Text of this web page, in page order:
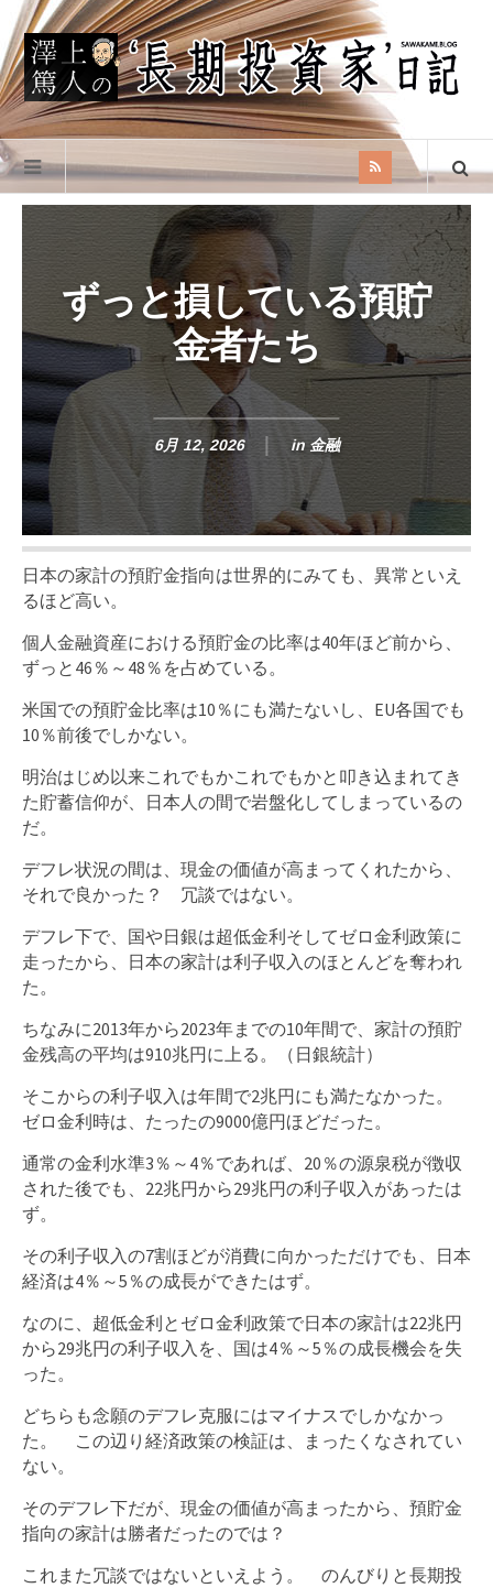
ずっと損している預貯
金者たち
6月 12, 2026 in 金融
日本の家計の預貯金指向は世界的にみても、異常といえ
るほど高い。
個人金融資産における預貯金の比率は40年ほど前から、
ずっと46％～48％を占めている。
米国での預貯金比率は10％にも満たないし、EU各国でも
10％前後でしかない。
明治はじめ以来これでもかこれでもかと叩き込まれてき
た貯蓄信仰が、日本人の間で岩盤化してしまっているの
だ。
デフレ状況の間は、現金の価値が高まってくれたから、
それで良かった？ 冗談ではない。
デフレ下で、国や日銀は超低金利そしてゼロ金利政策に
走ったから、日本の家計は利子収入のほとんどを奪われ
た。
ちなみに2013年から2023年までの10年間で、家計の預貯
金残高の平均は910兆円に上る。（日銀統計）
そこからの利子収入は年間で2兆円にも満たなかった。
ゼロ金利時は、たったの9000億円ほどだった。
通常の金利水準3％～4％であれば、20％の源泉税が徴収
された後でも、22兆円から29兆円の利子収入があったは
ず。
その利子収入の7割ほどが消費に向かっただけでも、日本
経済は4％～5％の成長ができたはず。
なのに、超低金利とゼロ金利政策で日本の家計は22兆円
から29兆円の利子収入を、国は4％～5％の成長機会を失
った。
どちらも念願のデフレ克服にはマイナスでしかなかっ
た。 この辺り経済政策の検証は、まったくなされてい
ない。
そのデフレ下だが、現金の価値が高まったから、預貯金
指向の家計は勝者だったのでは？
これまた冗談ではないといえよう。 のんびりと長期投